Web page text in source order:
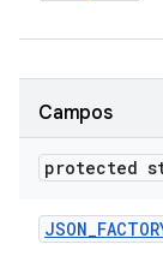
Campos
protected
JSON_